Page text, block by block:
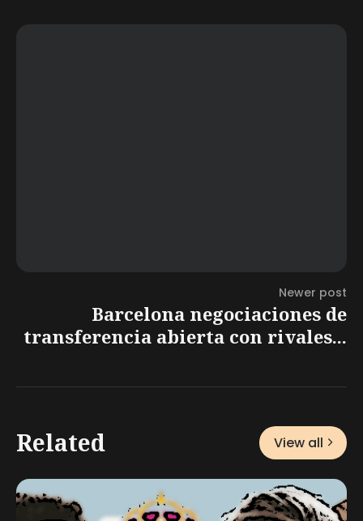
Newer post
Barcelona negociaciones de
transferencia abierta con rivales...
Related View all